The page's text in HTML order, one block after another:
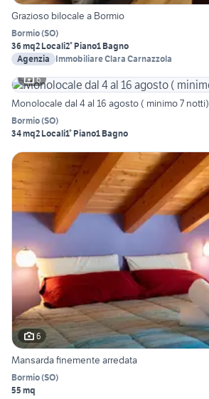
Grazioso bilocale a Bormio
Bormio(SO)
36 mq2 Locali2° Piano1 Bagno
Agenzia
Immobiliare Clara Carnazzola
6
Monolocale dal 4 al 16 agosto ( minimo 7 notti)
Bormio(SO)
34 mq2 Locali1° Piano1 Bagno
6
Mansarda finemente arredata
Bormio(SO)
55 mq